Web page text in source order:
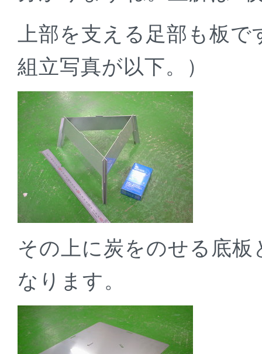
上部を支える足部も板
組立写真が以下。）
その上に炭をのせる底
なります。